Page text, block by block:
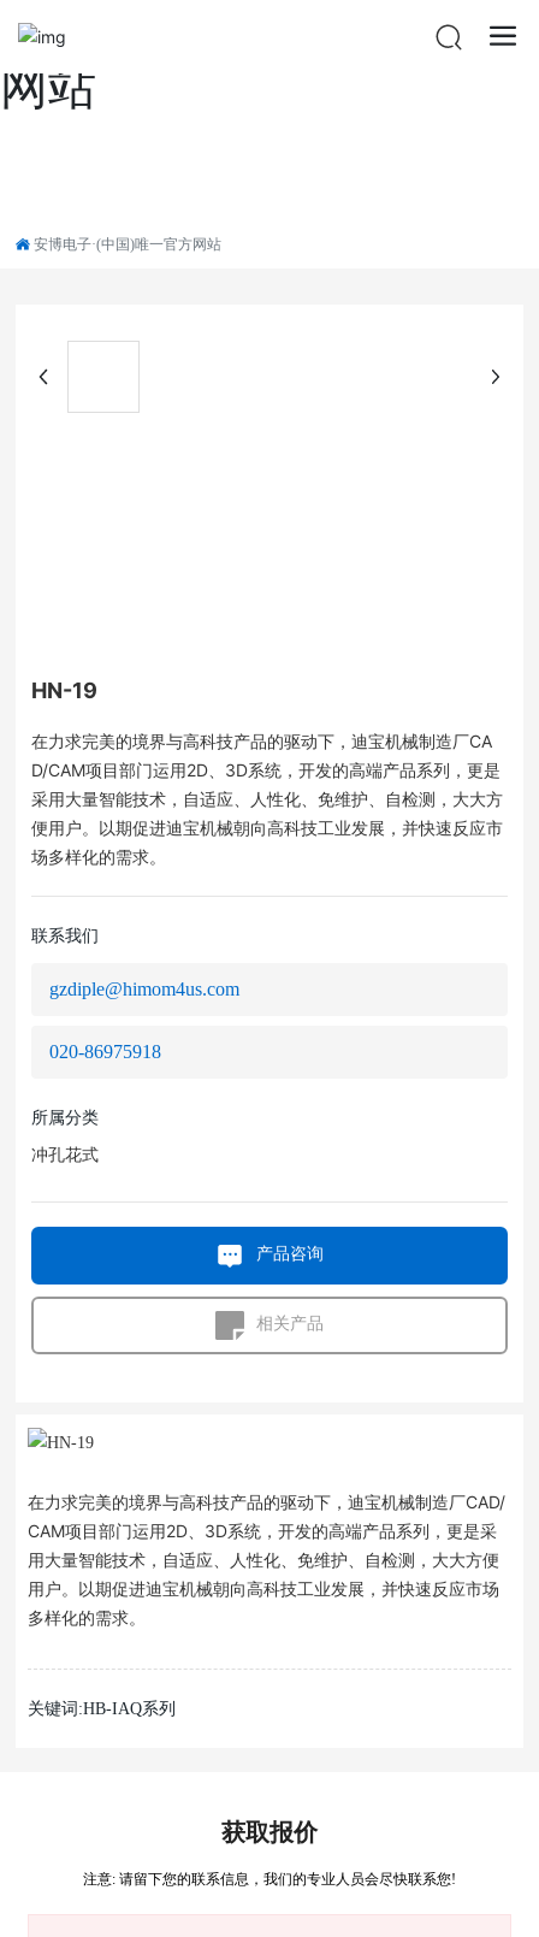
安博电子·(中国)唯一官方
网站
安博电子·(中国)唯一官方网站
在力求完美的境界与高科技产品的驱动下，迪宝机械制造厂CAD/
CAM项目部门运用2D、3D系统，开发的高端产品系列，更是采
用大量智能技术，自适应、人性化、免维护、自检测，大大方便
用户。以期促进迪宝机械朝向高科技工业发展，并快速反应市场
多样化的需求。
关键词:HB-IAQ系列
HN-19
在力求完美的境界与高科技产品的驱动下，迪宝机械制造厂CA
D/CAM项目部门运用2D、3D系统，开发的高端产品系列，更是
采用大量智能技术，自适应、人性化、免维护、自检测，大大方
便用户。以期促进迪宝机械朝向高科技工业发展，并快速反应市
场多样化的需求。
联系我们
gzdiple@himom4us.com
020-86975918
所属分类
冲孔花式
产品咨询
相关产品
获取报价
注意: 请留下您的联系信息，我们的专业人员会尽快联系您!